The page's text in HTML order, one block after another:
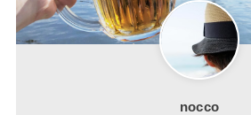
nocco